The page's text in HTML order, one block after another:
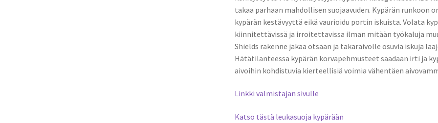
takaa parhaan mahdollisen suojaavuden. Kypärän
kypärän kestävyyttä eikä vaurioidu portin iskuista. Volata
kiinnitettävissä ja irroitettavissa ilman mitään työkaluja
Shields rakenne jakaa otsaan ja takaraivolle osuvia iskuja
Hätätilanteessa kypärän korvapehmusteet saadaan irti ja
aivoihin kohdistuvia kierteellisiä voimia vähentäen
Linkki valmistajan sivulle
Katso tästä leukasuoja kypärään